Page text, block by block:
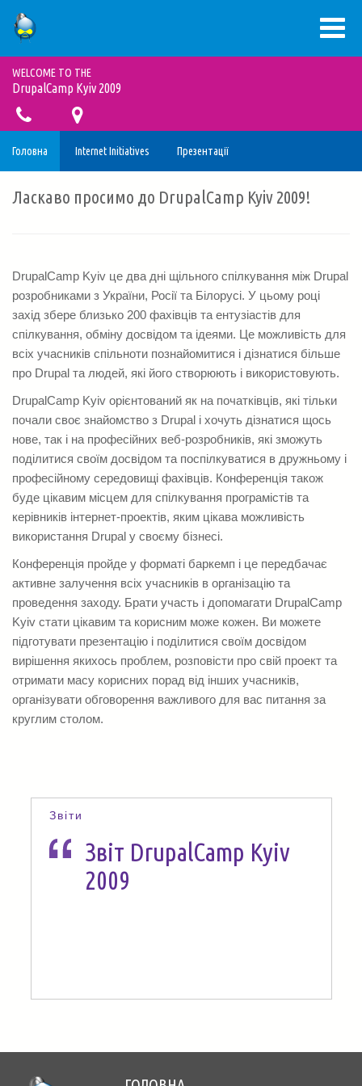
основного
вмісту
Меню
облікового
запису
ВХІД
Основна
ГОЛОВНА
ВІЗІЯ
БЛОҐ
ПРО
САЙТ
WELCOME TO THE
DrupalCamp Kyiv 2009
Головна Internet Initiatives Презентації
Ласкаво просимо до DrupalCamp Kyiv 2009!
DrupalCamp Kyiv це два дні щільного спілкування між Drupal
розробниками з України, Росії та Білорусі. У цьому році
захід збере близько 200 фахівців та ентузіастів для
спілкування, обміну досвідом та ідеями. Це можливість для
всіх учасників спільноти познайомитися і дізнатися більше
про Drupal та людей, які його створюють і використовують.
DrupalCamp Kyiv орієнтований як на початківців, які тільки
почали своє знайомство з Drupal і хочуть дізнатися щось
нове, так і на професійних веб-розробників, які зможуть
поділитися своїм досвідом та поспілкуватися в дружньому і
професійному середовищі фахівців. Конференція також
буде цікавим місцем для спілкування програмістів та
керівників інтернет-проектів, яким цікава можливість
використання Drupal у своєму бізнесі.
Конференція пройде у форматі баркемп і це передбачає
активне залучення всіх учасників в організацію та
проведення заходу. Брати участь і допомагати DrupalCamp
Kyiv стати цікавим та корисним може кожен. Ви можете
підготувати презентацію і поділитися своїм досвідом
вирішення якихось проблем, розповісти про свій проект та
отримати масу корисних порад від інших учасників,
організувати обговорення важливого для вас питання за
круглим столом.
Звіти
Звіт DrupalCamp Kyiv
2009